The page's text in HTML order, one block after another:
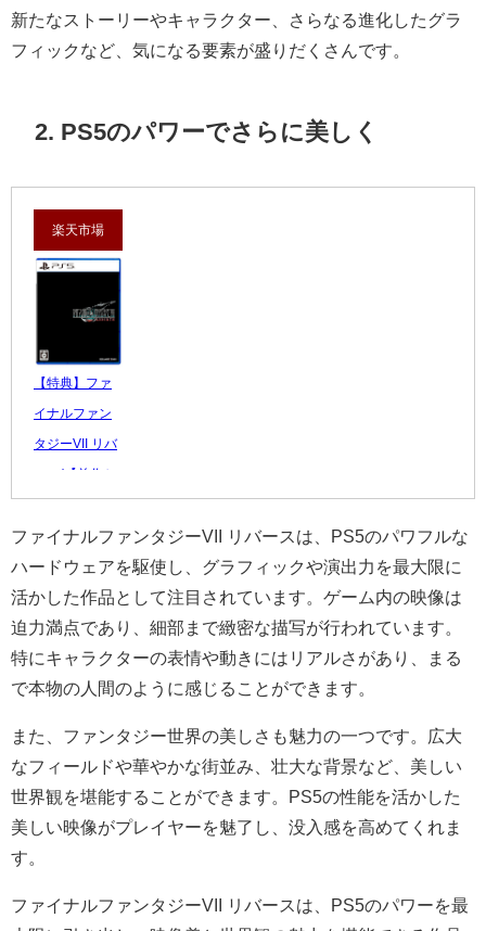
新たなストーリーやキャラクター、さらなる進化したグラ
フィックなど、気になる要素が盛りだくさんです。
2. PS5のパワーでさらに美しく
楽天市場
【特典】ファ
イナルファン
タジーVII リバ
8,396 円
レビュー数：5
ファイナルファンタジーVII リバースは、PS5のパワフルな
ハードウェアを駆使し、グラフィックや演出力を最大限に
活かした作品として注目されています。ゲーム内の映像は
迫力満点であり、細部まで緻密な描写が行われています。
特にキャラクターの表情や動きにはリアルさがあり、まる
で本物の人間のように感じることができます。
また、ファンタジー世界の美しさも魅力の一つです。広大
なフィールドや華やかな街並み、壮大な背景など、美しい
世界観を堪能することができます。PS5の性能を活かした
美しい映像がプレイヤーを魅了し、没入感を高めてくれま
す。
ファイナルファンタジーVII リバースは、PS5のパワーを最